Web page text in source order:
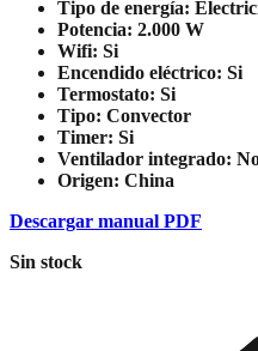
Tipo de energía:
Potencia: 2.000 W
Wifi: Si
Encendido eléctrico: Si
Termostato: Si
Tipo: Convector
Timer: Si
Ventilador integrado:
Origen: China
Descargar manual PDF
Sin stock